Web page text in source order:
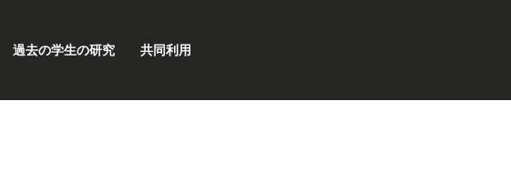
過去の学生の研究 共同利用